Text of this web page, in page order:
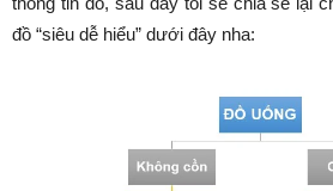
đồ “siêu dễ hiểu” dưới đây nha: